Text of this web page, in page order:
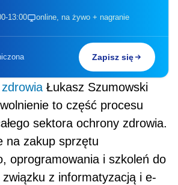
13:00 online, na żywo + nagranie
Zapisz się
zdrowia Łukasz Szumowski
to część procesu
sektora ochrony zdrowia.
na zakup sprzętu
oprogramowania i szkoleń do
z informatyzacją i e-